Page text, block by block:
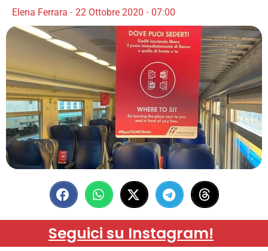
Elena Ferrara 22 Ottobre 2020 07:00
Seguici su Instagram!